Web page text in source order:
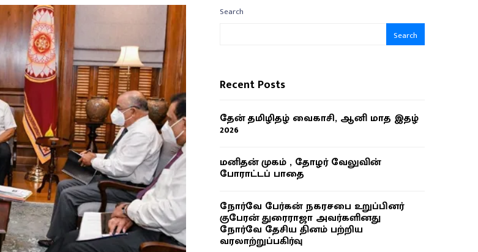
Search
Search
Recent Posts
தேன் தமிழிதழ் வைகாசி, ஆனி மாத இதழ்
2026
மனிதன் முகம் , தோழர் வேலுவின்
போராட்டப் பாதை
நோர்வே பேர்கன் நகரசபை உறுப்பினர்
குபேரன் துரைராஜா அவர்களினது
நோர்வே தேசிய தினம் பற்றிய
வரலாற்றுப்பகிர்வு